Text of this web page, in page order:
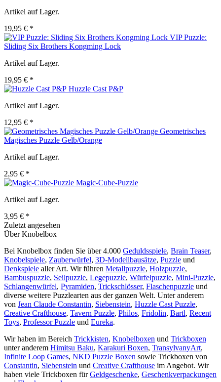
Artikel auf Lager.
19,95 € *
VIP Puzzle:
Sliding Six Brothers Kongming Lock
Artikel auf Lager.
19,95 € *
Huzzle Cast P&P
Artikel auf Lager.
12,95 € *
Geometrisches
Magisches Puzzle Gelb/Orange
Artikel auf Lager.
2,95 € *
Magic-Cube-Puzzle
Artikel auf Lager.
3,95 € *
Zuletzt angesehen
Über Knobelbox
Bei Knobelbox finden Sie über 4.000 Geduldsspiele, Brain Teaser,
Knobelspiele, Zauberwürfel, 3D-Modellbausätze, Puzzle und
Denkspiele aller Art. Wir führen Metallpuzzle, Holzpuzzle,
Bambuspuzzle, Seilpuzzle, Legepuzzle, Würfelpuzzle, Mini-Puzzle,
Schlangenwürfel, Pyramiden, Trickschlösser, Flaschenpuzzle und
diverse weitere Puzzlearten aus der ganzen Welt. Unter anderem
von Jean Claude Constantin, Siebenstein, Huzzle Cast Puzzle,
Creative Crafthouse, Tavern Puzzle, Philos, Fridolin, Bartl, Recent
Toys, Professor Puzzle und Eureka.
Wir haben im Bereich Trickkisten, Knobelboxen und Trickboxen
unter anderem Himitsu Baku, Karakuri Boxen, TransylvanyArt,
Infinite Loop Games, NKD Puzzle Boxen sowie Trickboxen von
Constantin, Siebenstein und Creative Crafthouse im Angebot. Wir
haben viele Trickboxen fürGeldgeschenke, Geschenkverpackungen